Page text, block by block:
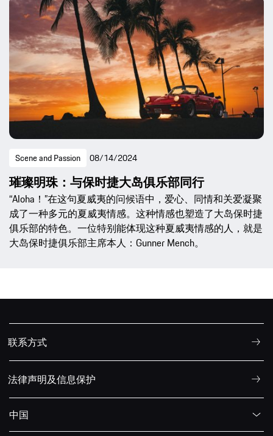
Scene and Passion 08/14/2024
璀璨明珠：与保时捷大岛俱乐部同行
“Aloha！”在这句夏威夷的问候语中，爱心、同情和关爱凝聚
成了一种多元的夏威夷情感。这种情感也塑造了大岛保时捷
俱乐部的特色。一位特别能体现这种夏威夷情感的人，就是
大岛保时捷俱乐部主席本人：Gunner Mench。
联系方式
法律声明及信息保护
中国